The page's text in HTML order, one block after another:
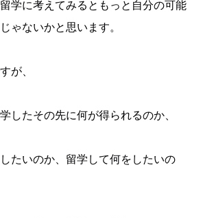
学に考えてみるともっと自分の可能
ゃないかと思います。
が、
したその先に何が得られるのか、
たいのか、留学して何をしたいの